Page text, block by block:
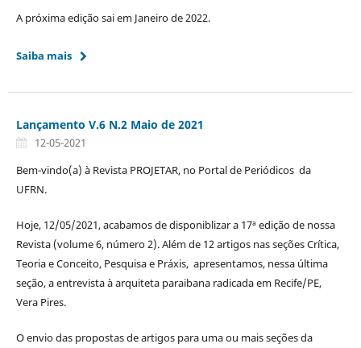
A próxima edição sai em Janeiro de 2022.
Saiba mais
Lançamento V.6 N.2 Maio de 2021
12-05-2021
Bem-vindo(a) à Revista PROJETAR, no Portal de Periódicos da
UFRN.
Hoje, 12/05/2021, acabamos de disponiblizar a 17ª edição de nossa
Revista (volume 6, número 2). Além de 12 artigos nas seções Crítica,
Teoria e Conceito, Pesquisa e Práxis, apresentamos, nessa última
seção, a entrevista à arquiteta paraibana radicada em Recife/PE,
Vera Pires.
O envio das propostas de artigos para uma ou mais seções da